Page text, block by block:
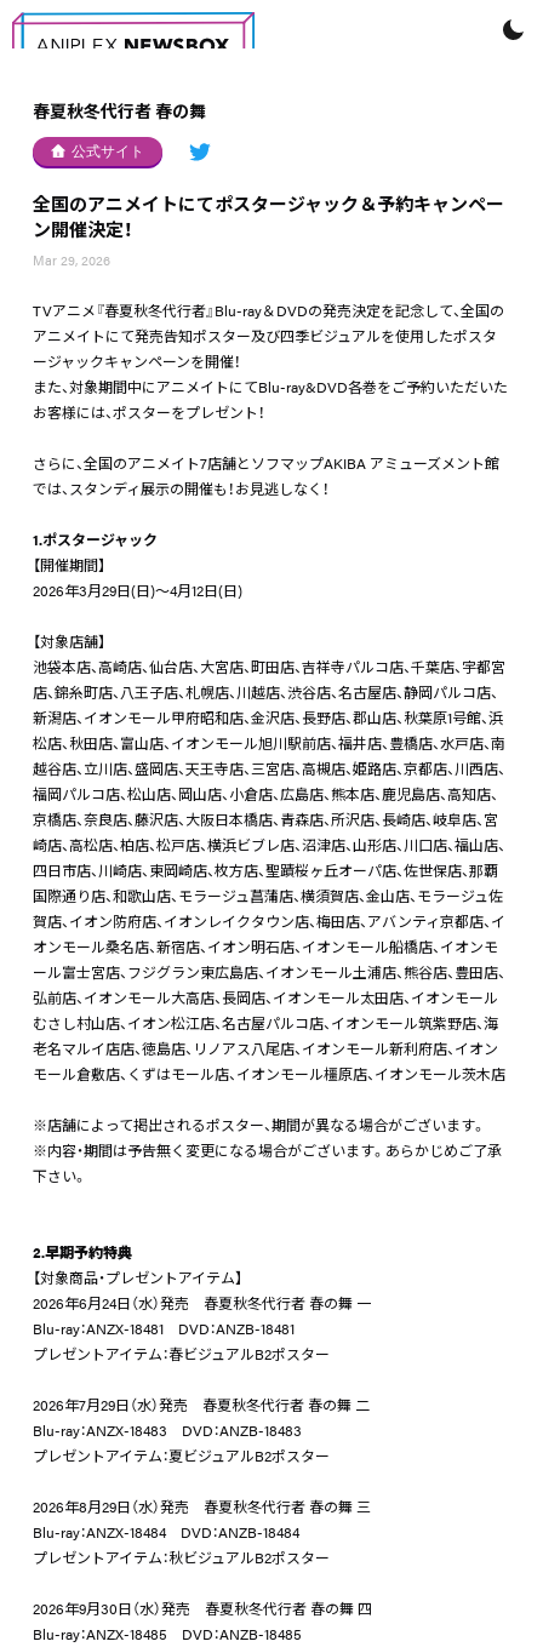
春夏秋冬代行者 春の舞
公式サイト
全国のアニメイトにてポスタージャック＆予約キャンペー
ン開催決定！
Mar 29, 2026
TVアニメ『春夏秋冬代行者』Blu-ray＆DVDの発売決定を記念して、全国の
アニメイトにて発売告知ポスター及び四季ビジュアルを使用したポスタ
ージャックキャンペーンを開催！
また、対象期間中にアニメイトにてBlu-ray&DVD各巻をご予約いただいた
お客様には、ポスターをプレゼント！
さらに、全国のアニメイト7店舗とソフマップAKIBA アミューズメント館
では、スタンディ展示の開催も！お見逃しなく！
1.ポスタージャック
【開催期間】
2026年3月29日(日)～4月12日(日)
【対象店舗】
池袋本店、高崎店、仙台店、大宮店、町田店、吉祥寺パルコ店、千葉店、宇都宮
店、錦糸町店、八王子店、札幌店、川越店、渋谷店、名古屋店、静岡パルコ店、
新潟店、イオンモール甲府昭和店、金沢店、長野店、郡山店、秋葉原1号館、浜
松店、秋田店、富山店、イオンモール旭川駅前店、福井店、豊橋店、水戸店、南
越谷店、立川店、盛岡店、天王寺店、三宮店、高槻店、姫路店、京都店、川西店、
福岡パルコ店、松山店、岡山店、小倉店、広島店、熊本店、鹿児島店、高知店、
京橋店、奈良店、藤沢店、大阪日本橋店、青森店、所沢店、長崎店、岐阜店、宮
崎店、高松店、柏店、松戸店、横浜ビブレ店、沼津店、山形店、川口店、福山店、
四日市店、川崎店、東岡崎店、枚方店、聖蹟桜ヶ丘オーパ店、佐世保店、那覇
国際通り店、和歌山店、モラージュ菖蒲店、横須賀店、金山店、モラージュ佐
賀店、イオン防府店、イオンレイクタウン店、梅田店、アバンティ京都店、イ
オンモール桑名店、新宿店、イオン明石店、イオンモール船橋店、イオンモ
ール富士宮店、フジグラン東広島店、イオンモール土浦店、熊谷店、豊田店、
弘前店、イオンモール大高店、長岡店、イオンモール太田店、イオンモール
むさし村山店、イオン松江店、名古屋パルコ店、イオンモール筑紫野店、海
老名マルイ店店、徳島店、リノアス八尾店、イオンモール新利府店、イオン
モール倉敷店、くずはモール店、イオンモール橿原店、イオンモール茨木店
※店舗によって掲出されるポスター、期間が異なる場合がございます。
※内容・期間は予告無く変更になる場合がございます。あらかじめご了承
下さい。
2.早期予約特典
【対象商品・プレゼントアイテム】
2026年6月24日（水）発売 春夏秋冬代行者 春の舞 一
Blu-ray：ANZX-18481 DVD：ANZB-18481
プレゼントアイテム：春ビジュアルB2ポスター
2026年7月29日（水）発売 春夏秋冬代行者 春の舞 二
Blu-ray：ANZX-18483 DVD：ANZB-18483
プレゼントアイテム：夏ビジュアルB2ポスター
2026年8月29日（水）発売 春夏秋冬代行者 春の舞 三
Blu-ray：ANZX-18484 DVD：ANZB-18484
プレゼントアイテム：秋ビジュアルB2ポスター
2026年9月30日（水）発売 春夏秋冬代行者 春の舞 四
Blu-ray：ANZX-18485 DVD：ANZB-18485